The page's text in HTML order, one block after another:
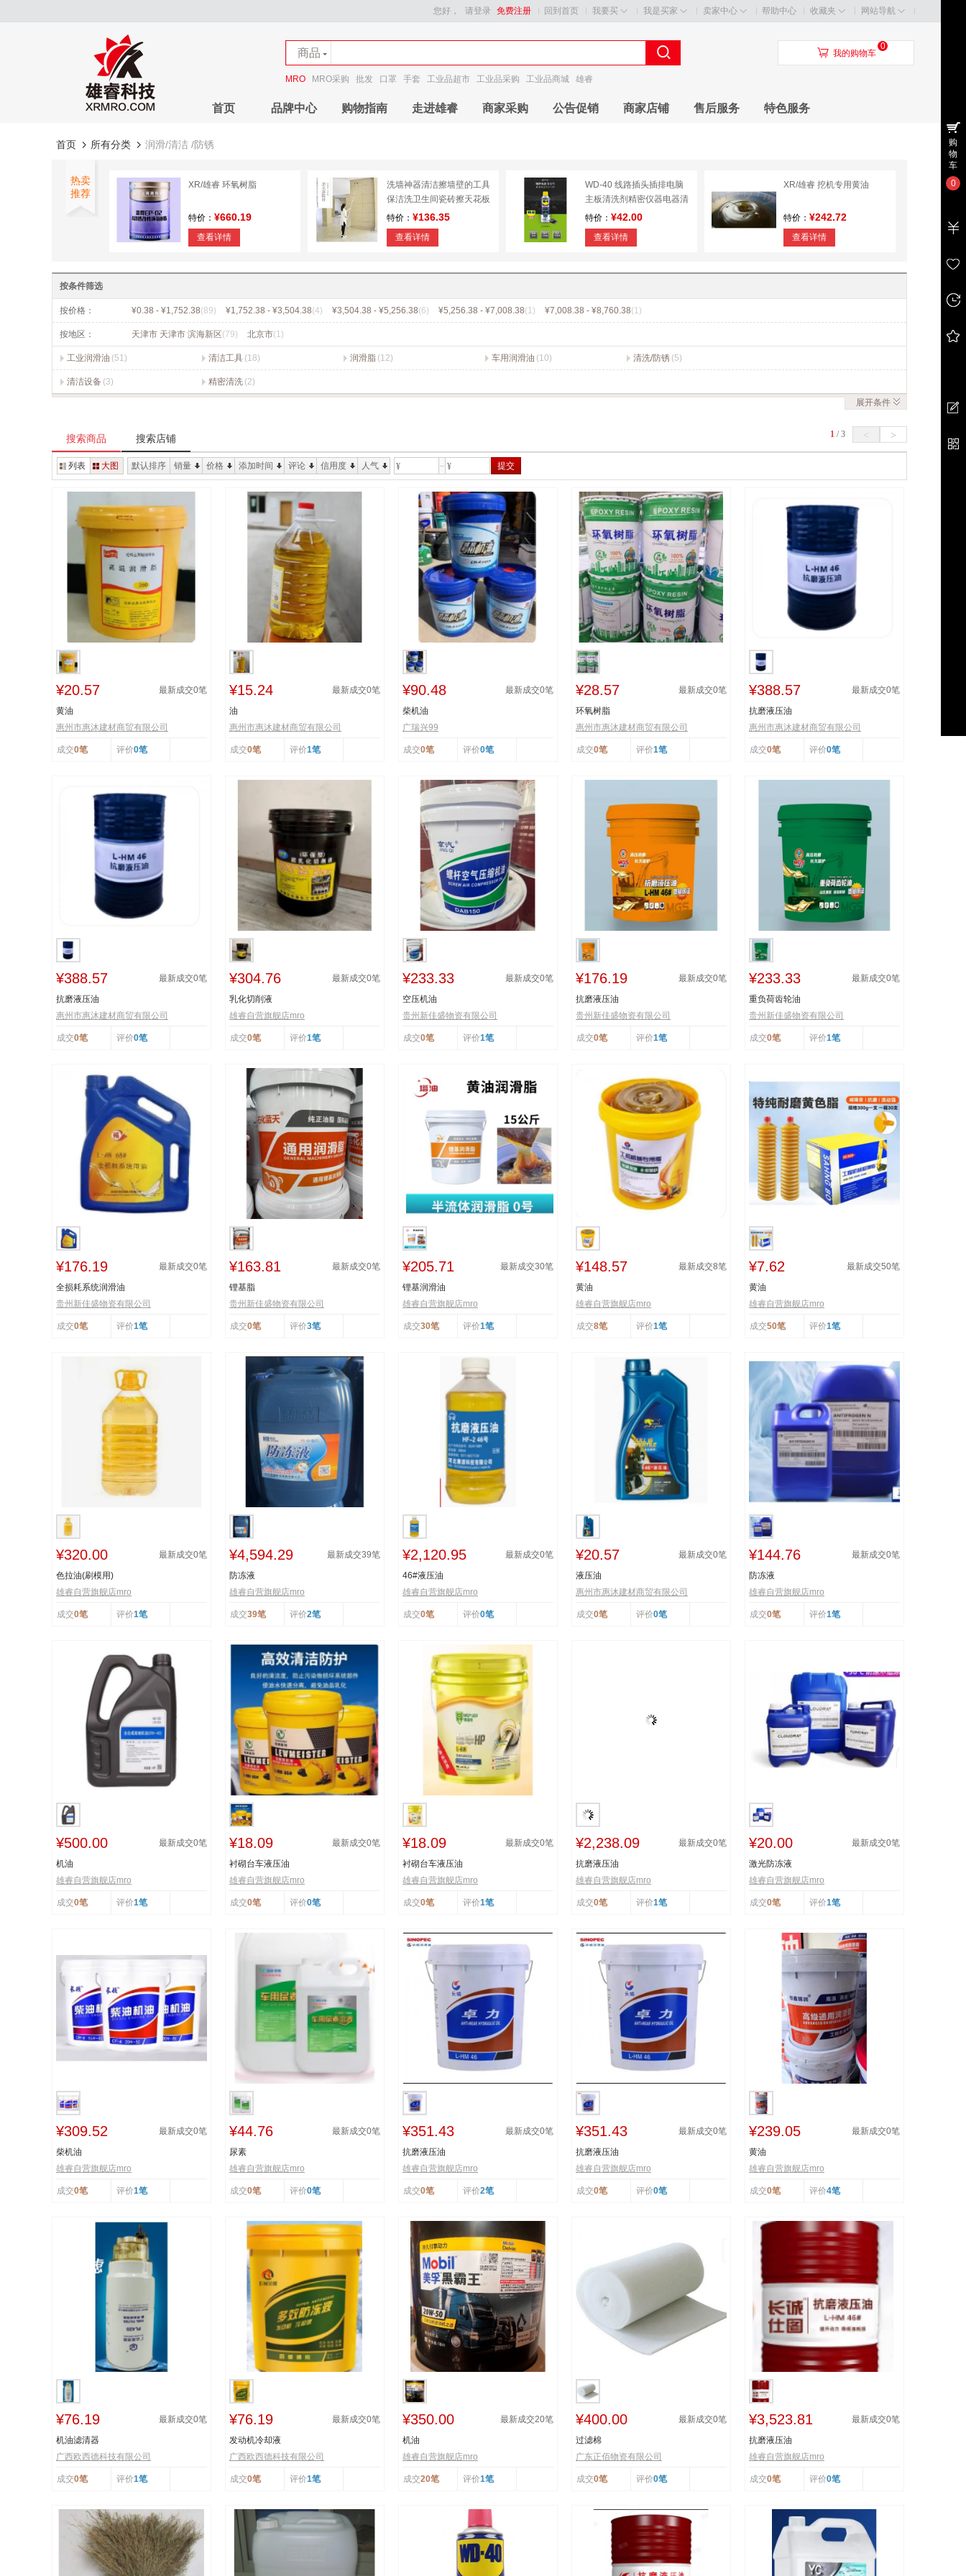
回到首页 我要买 我是买家 卖家中心 帮助中心 收藏夹 网站导航
您好， 请登录 免费注册
商品
店铺
MRO MRO采购 批发 口罩 手套 工业品超市 工业品采购 工业品商城 雄睿
󰃦 我的购物车
0
首页 品牌中心 购物指南 走进雄睿 商家采购 公告促销 商家店铺 售后服务 特色服务
首页 所有分类 润滑/清洁 /防锈
热卖
推荐
XR/雄睿 环氧树脂
特价： ¥660.19
查看详情
洗墙神器清洁擦墙壁的工具
保洁洗卫生间瓷砖擦天花板
屋顶拖把加长
特价： ¥136.35
查看详情
WD-40 线路插头插排电脑
主板清洗剂精密仪器电器清
洁剂WD40
特价： ¥42.00
查看详情
XR/雄睿 挖机专用黄油
特价： ¥242.72
查看详情
特价：¥35.00
查看详情
按条件筛选
按价格： ¥0.38 - ¥1,752.38(89) ¥1,752.38 - ¥3,504.38(4) ¥3,504.38 - ¥5,256.38(6) ¥5,256.38 - ¥7,008.38(1) ¥7,008.38 - ¥8,760.38(1)
按地区： 天津市 天津市 滨海新区(79) 北京市(1)
工业润滑油 (51) 清洁工具 (18) 润滑脂 (12) 车用润滑油 (10) 清洗/防锈 (5)
清洁设备 (3) 精密清洗 (2)
展开条件
搜索商品 搜索店铺 1 / 3 < >
列表 大图 默认排序 销量 价格 添加时间 评论 信用度 人气 ¥ ¥ 提交
¥20.57 最新成交0笔
黄油
惠州市惠沐建材商贸有限公司
成交0笔 评价0笔
¥15.24 最新成交0笔
油
惠州市惠沐建材商贸有限公司
成交0笔 评价1笔
¥90.48 最新成交0笔
柴机油
广瑞兴99
成交0笔 评价0笔
¥28.57 最新成交0笔
环氧树脂
惠州市惠沐建材商贸有限公司
成交0笔 评价1笔
¥388.57 最新成交0笔
抗磨液压油
惠州市惠沐建材商贸有限公司
成交0笔 评价0笔
¥388.57 最新成交0笔
抗磨液压油
惠州市惠沐建材商贸有限公司
成交0笔 评价0笔
¥304.76 最新成交0笔
乳化切削液
雄睿自营旗舰店mro
成交0笔 评价1笔
¥233.33 最新成交0笔
空压机油
贵州新佳盛物资有限公司
成交0笔 评价1笔
¥176.19 最新成交0笔
抗磨液压油
贵州新佳盛物资有限公司
成交0笔 评价1笔
¥233.33 最新成交0笔
重负荷齿轮油
贵州新佳盛物资有限公司
成交0笔 评价1笔
¥176.19 最新成交0笔
全损耗系统润滑油
贵州新佳盛物资有限公司
成交0笔 评价1笔
¥163.81 最新成交0笔
锂基脂
贵州新佳盛物资有限公司
成交0笔 评价3笔
¥205.71 最新成交30笔
锂基润滑油
雄睿自营旗舰店mro
成交30笔 评价1笔
¥148.57 最新成交8笔
黄油
雄睿自营旗舰店mro
成交8笔 评价1笔
¥7.62 最新成交50笔
黄油
雄睿自营旗舰店mro
成交50笔 评价1笔
¥320.00 最新成交0笔
色拉油(刷模用)
雄睿自营旗舰店mro
成交0笔 评价1笔
¥4,594.29 最新成交39笔
防冻液
雄睿自营旗舰店mro
成交39笔 评价2笔
¥2,120.95 最新成交0笔
46#液压油
雄睿自营旗舰店mro
成交0笔 评价0笔
¥20.57 最新成交0笔
液压油
惠州市惠沐建材商贸有限公司
成交0笔 评价0笔
¥144.76 最新成交0笔
防冻液
雄睿自营旗舰店mro
成交0笔 评价1笔
¥500.00 最新成交0笔
机油
雄睿自营旗舰店mro
成交0笔 评价1笔
¥18.09 最新成交0笔
衬砌台车液压油
雄睿自营旗舰店mro
成交0笔 评价0笔
¥18.09 最新成交0笔
衬砌台车液压油
雄睿自营旗舰店mro
成交0笔 评价1笔
¥2,238.09 最新成交0笔
抗磨液压油
雄睿自营旗舰店mro
成交0笔 评价1笔
¥20.00 最新成交0笔
激光防冻液
雄睿自营旗舰店mro
成交0笔 评价1笔
¥309.52 最新成交0笔
柴机油
雄睿自营旗舰店mro
成交0笔 评价1笔
¥44.76 最新成交0笔
尿素
雄睿自营旗舰店mro
成交0笔 评价0笔
¥351.43 最新成交0笔
抗磨液压油
雄睿自营旗舰店mro
成交0笔 评价2笔
¥351.43 最新成交0笔
抗磨液压油
雄睿自营旗舰店mro
成交0笔 评价0笔
¥239.05 最新成交0笔
黄油
雄睿自营旗舰店mro
成交0笔 评价4笔
¥76.19 最新成交0笔
机油滤清器
广西欧西德科技有限公司
成交0笔 评价1笔
¥76.19 最新成交0笔
发动机冷却液
广西欧西德科技有限公司
成交0笔 评价1笔
¥350.00 最新成交20笔
机油
雄睿自营旗舰店mro
成交20笔 评价1笔
¥400.00 最新成交0笔
过滤棉
广东正佰物资有限公司
成交0笔 评价0笔
¥3,523.81 最新成交0笔
抗磨液压油
雄睿自营旗舰店mro
成交0笔 评价0笔
购
物
车
0